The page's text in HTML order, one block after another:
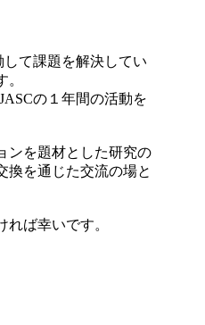
て課題を解決してい
の１年間の活動を
ンを題材とした研究の
換を通じた交流の場と
ば幸いです。